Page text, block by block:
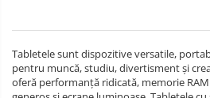
Tabletele sunt dispozitive versatile,
pentru muncă, studiu, divertisment și
oferă performanță ridicată, memorie